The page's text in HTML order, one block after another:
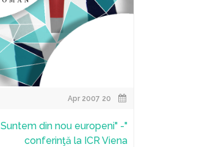
"Suntem din nou europeni" -
conferinţă la ICR Viena